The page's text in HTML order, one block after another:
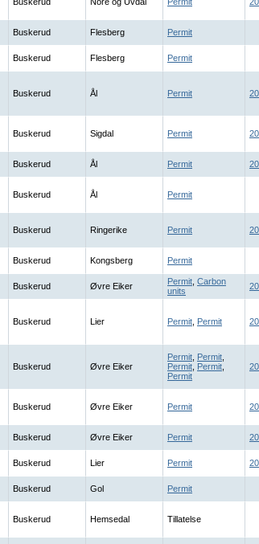
Buskerud Flesberg Permit
Buskerud Flesberg Permit
Buskerud Ål Permit
Buskerud Sigdal Permit
Buskerud Ål Permit
Buskerud Ål Permit
Buskerud Ringerike Permit
Buskerud Kongsberg Permit
Buskerud Øvre Eiker Permit Carbon
units
Buskerud Lier Permit Permit
Buskerud Øvre Eiker
Permit Permit
Permit Permit
Permit
Buskerud Øvre Eiker Permit
Buskerud Øvre Eiker Permit
Buskerud Lier Permit
Buskerud Gol Permit
Buskerud Hemsedal Tillatelse